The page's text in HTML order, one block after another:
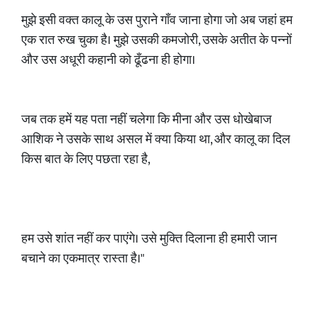
मुझे इसी वक्त कालू के उस पुराने गाँव जाना होगा जो अब जहां हम
एक रात रुख चुका है। मुझे उसकी कमजोरी, उसके अतीत के पन्नों
और उस अधूरी कहानी को ढूँढना ही होगा।
जब तक हमें यह पता नहीं चलेगा कि मीना और उस धोखेबाज
आशिक ने उसके साथ असल में क्या किया था, और कालू का दिल
किस बात के लिए पछता रहा है,
हम उसे शांत नहीं कर पाएंगे। उसे मुक्ति दिलाना ही हमारी जान
बचाने का एकमात्र रास्ता है।"